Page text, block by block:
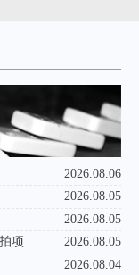
2026.08.06
2026.08.05
2026.08.05
项
2026.08.05
2026.08.04